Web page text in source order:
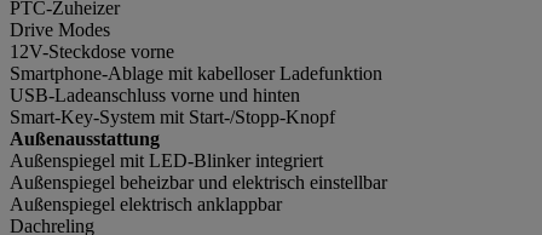
PTC-Zuheizer
Drive Modes
12V-Steckdose vorne
Smartphone-Ablage mit kabelloser Ladefunktion
USB-Ladeanschluss vorne und hinten
Smart-Key-System mit Start-/Stopp-Knopf
Außenausstattung
Außenspiegel mit LED-Blinker integriert
Außenspiegel beheizbar und elektrisch einstellbar
Außenspiegel elektrisch anklappbar
Dachreling